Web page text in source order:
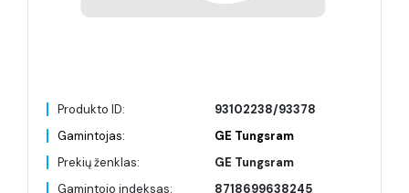
Produkto ID:
93102238/93378
Gamintojas:
GE Tungsram
Prekių ženklas:
GE Tungsram
Gamintojo indeksas:
8718699638245